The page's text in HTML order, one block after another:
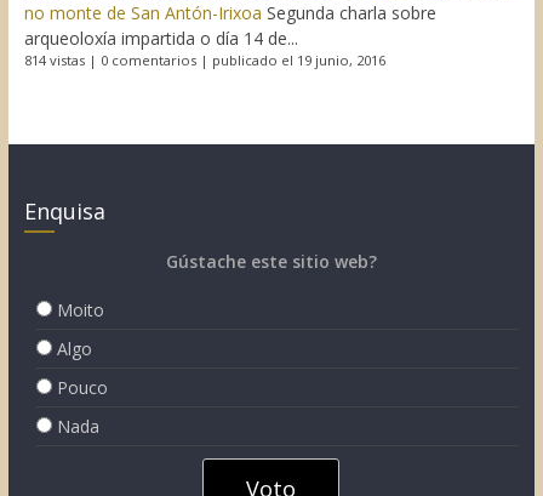
no monte de San Antón-Irixoa Segunda charla sobre
arqueoloxía impartida o día 14 de...
814 vistas| 0 comentarios| publicado el 19 junio, 2016
Enquisa
Gústache este sitio web?
Moito
Algo
Pouco
Nada